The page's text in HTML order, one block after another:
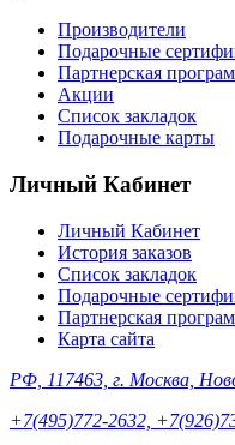
Производители
Подарочные
Партнерская
Акции
Список закладок
Подарочные карты
Личный Кабинет
Личный Кабинет
История заказов
Список закладок
Подарочные
Партнерская
Карта сайта
РФ, 117463, г. Москва,
+7(495)772-2632,